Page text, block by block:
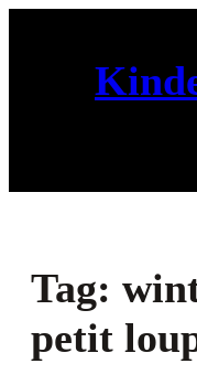
Tag:
petit